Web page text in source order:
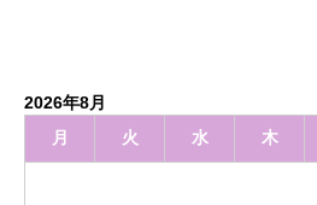
2026年8月
月
火 水 木